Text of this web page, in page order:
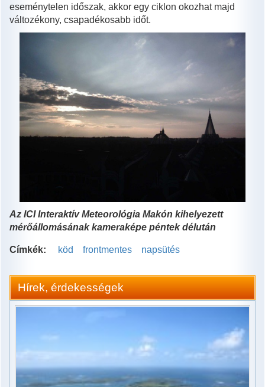
eseménytelen időszak, akkor egy ciklon okozhat majd
változékony, csapadékosabb időt.
Az ICI Interaktív Meteorológia Makón kihelyezett
mérőállomásának kameraképe péntek délután
Címkék: köd frontmentes napsütés
Hírek, érdekességek